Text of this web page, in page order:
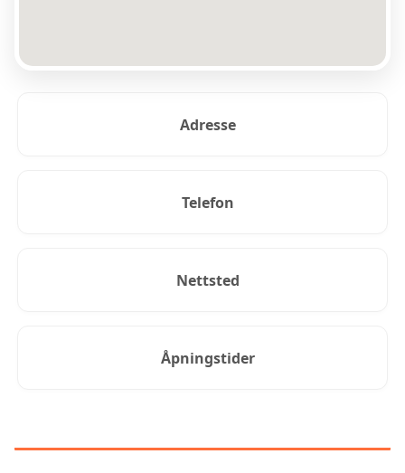
Adresse
Telefon
Nettsted
Åpningstider